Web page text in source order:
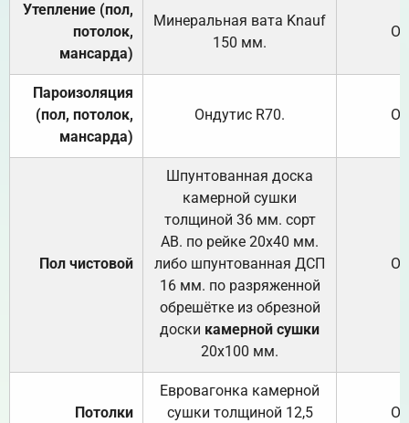
Утепление (пол,
потолок,
мансарда)
Минеральная вата Knauf
150 мм.
Пароизоляция
(пол, потолок,
мансарда)
Ондутис R70.
Пол чистовой
Шпунтованная доска
камерной сушки
толщиной 36 мм. сорт
АВ. по рейке 20х40 мм.
либо шпунтованная ДСП
16 мм. по разряженной
обрешётке из обрезной
доски камерной сушки
20х100 мм.
Потолки
Евровагонка камерной
сушки толщиной 12,5